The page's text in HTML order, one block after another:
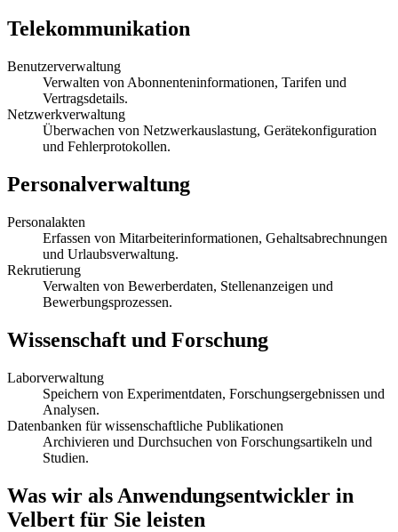
Telekommunikation
Benutzerverwaltung
Verwalten von Abonnenteninformationen, Tarifen und
Vertragsdetails.
Netzwerkverwaltung
Überwachen von Netzwerkauslastung, Gerätekonfiguration
und Fehlerprotokollen.
Personalverwaltung
Personalakten
Erfassen von Mitarbeiterinformationen, Gehaltsabrechnungen
und Urlaubsverwaltung.
Rekrutierung
Verwalten von Bewerberdaten, Stellenanzeigen und
Bewerbungsprozessen.
Wissenschaft und Forschung
Laborverwaltung
Speichern von Experimentdaten, Forschungsergebnissen und
Analysen.
Datenbanken für wissenschaftliche Publikationen
Archivieren und Durchsuchen von Forschungsartikeln und
Studien.
Was wir als Anwendungsentwickler in
Velbert für Sie leisten